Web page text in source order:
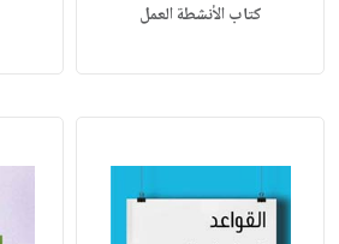
كتاب الأنشطة العمل